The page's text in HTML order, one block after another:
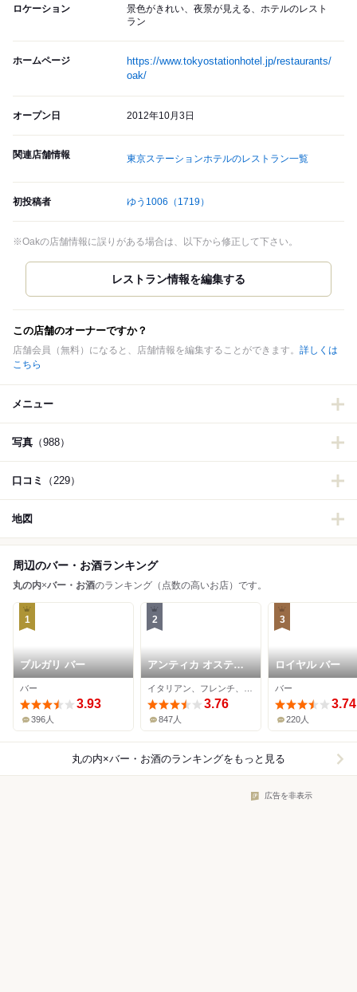
ロケーション
景色がきれい、夜景が見える、ホテルのレスト
ラン
ホームページ
https://www.tokyostationhotel.jp/restaurants/
oak/
オープン日 2012年10月3日
関連店舗情報 東京ステーションホテルのレストラン一覧
初投稿者 ゆう1006 （1719）
※Oakの店舗情報に誤りがある場合は、以下から修正して下さい。
この店舗のオーナーですか？
店舗会員（無料）になると、店舗情報を編集することができます。 詳しくは
こちら
メニュー
写真 （988）
口コミ （229）
地図
周辺のバー・お酒ランキング
丸の内×バー・お酒のランキング（点数の高いお店）です。
1
ブルガリ バー
バー
3.93
396人
2
アンティカ オステリ
ア デル ポンテ
3.76
847人
3
ロイヤル バー
バー
3.74
220人
丸の内×バー・お酒のランキングをもっと見る
広告を非表示